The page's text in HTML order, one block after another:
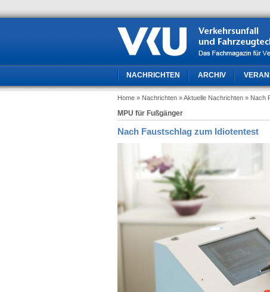
NACHRICHTEN ARCHIV
Home » Nachrichten » Aktuelle Nachrichten » Nach
MPU für Fußgänger
Nach Faustschlag zum Idiotentest